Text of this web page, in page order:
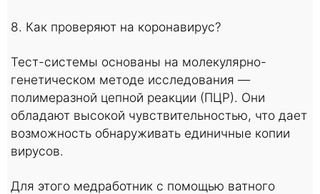
8. Как проверяют на коронавирус?
Тест-системы основаны на молекулярно-
генетическом методе исследования —
полимеразной цепной реакции (ПЦР). Они
обладают высокой чувствительностью, что дает
возможность обнаруживать единичные копии
вирусов.
Для этого медработник с помощью ватного